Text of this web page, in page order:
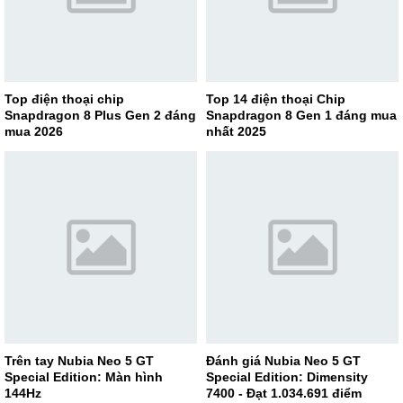
Top điện thoại chip
Snapdragon 8 Plus Gen 2 đáng
mua 2026
Top 14 điện thoại Chip
Snapdragon 8 Gen 1 đáng mua
nhất 2025
Trên tay Nubia Neo 5 GT
Special Edition: Màn hình
144Hz
Đánh giá Nubia Neo 5 GT
Special Edition: Dimensity
7400 - Đạt 1.034.691 điểm